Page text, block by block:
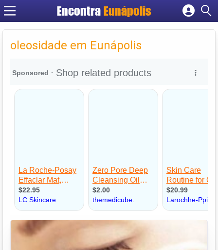
EncontraEunápolis
Cadastrar empresa
Criar conta
oleosidade em Eunápolis